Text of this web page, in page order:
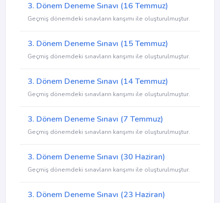
3. Dönem Deneme Sınavı (16 Temmuz)
Geçmiş dönemdeki sınavların karışımı ile oluşturulmuştur.
3. Dönem Deneme Sınavı (15 Temmuz)
Geçmiş dönemdeki sınavların karışımı ile oluşturulmuştur.
3. Dönem Deneme Sınavı (14 Temmuz)
Geçmiş dönemdeki sınavların karışımı ile oluşturulmuştur.
3. Dönem Deneme Sınavı (7 Temmuz)
Geçmiş dönemdeki sınavların karışımı ile oluşturulmuştur.
3. Dönem Deneme Sınavı (30 Haziran)
Geçmiş dönemdeki sınavların karışımı ile oluşturulmuştur.
3. Dönem Deneme Sınavı (23 Haziran)